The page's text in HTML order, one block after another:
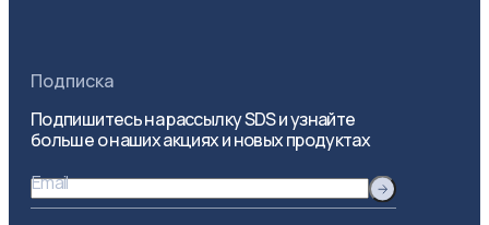
Подписка
Подпишитесь на рассылку SDS и узнайте
больше о наших акциях и новых продуктах
Email